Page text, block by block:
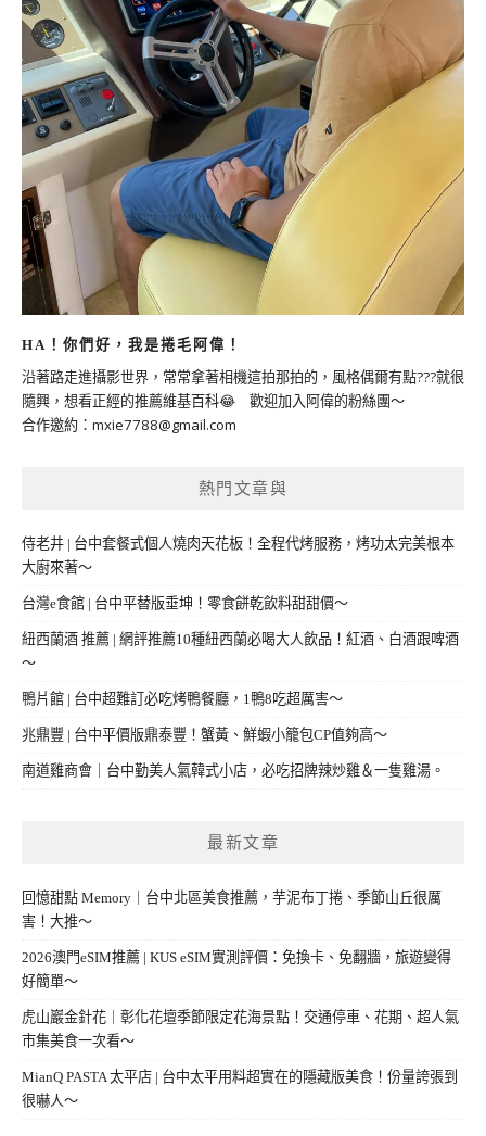
HA！你們好，我是捲毛阿偉！
沿著路走進攝影世界，常常拿著相機這拍那拍的，風格偶爾有點???就很
隨興，想看正經的推薦維基百科😂 歡迎加入阿偉的粉絲團～
合作邀約： mxie7788@gmail.com
熱門文章與
侍老井 | 台中套餐式個人燒肉天花板！全程代烤服務，烤功太完美根本
大廚來著～
台灣e食館 | 台中平替版垂坤！零食餅乾飲料甜甜價～
紐西蘭酒 推薦 | 網評推薦10種紐西蘭必喝大人飲品！紅酒、白酒跟啤酒
～
鴨片館 | 台中超難訂必吃烤鴨餐廳，1鴨8吃超厲害～
兆鼎豐 | 台中平價版鼎泰豐！蟹黃、鮮蝦小籠包CP值夠高～
南道雞商會｜台中勤美人氣韓式小店，必吃招牌辣炒雞＆一隻雞湯。
最新文章
回憶甜點 Memory｜台中北區美食推薦，芋泥布丁捲、季節山丘很厲
害！大推～
2026澳門eSIM推薦 | KUS eSIM實測評價：免換卡、免翻牆，旅遊變得
好簡單～
虎山巖金針花｜彰化花壇季節限定花海景點！交通停車、花期、超人氣
市集美食一次看～
MianQ PASTA 太平店 | 台中太平用料超實在的隱藏版美食！份量誇張到
很嚇人～